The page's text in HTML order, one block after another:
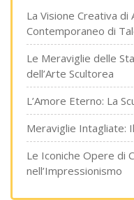
La Visione Creativa
Contemporaneo di
Le Meraviglie delle
dell’Arte Scultorea
L’Amore Eterno: La
Meraviglie Intagliate:
Le Iconiche Opere di
nell’Impressionismo